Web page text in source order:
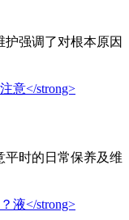
强调了对根本原因
平时的日常保养及维